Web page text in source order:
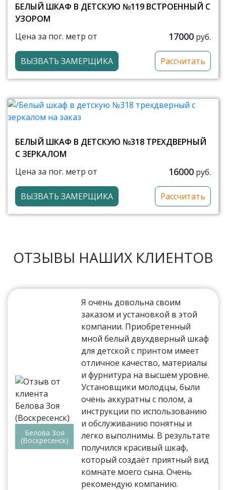
БЕЛЫЙ ШКАФ В ДЕТСКУЮ №119 ВСТРОЕННЫЙ С
УЗОРОМ
Цена за пог. метр от
17000 руб.
ВЫЗВАТЬ ЗАМЕРЩИКА Рассчитать
БЕЛЫЙ ШКАФ В ДЕТСКУЮ №318 ТРЕХДВЕРНЫЙ
С ЗЕРКАЛОМ
Цена за пог. метр от
16000 руб.
ВЫЗВАТЬ ЗАМЕРЩИКА Рассчитать
ОТЗЫВЫ НАШИХ КЛИЕНТОВ
Белова Зоя
(Воскресенск)
Я очень довольна своим
заказом и установкой в этой
компании. Приобретенный
мной белый двухдверный шкаф
для детской с принтом имеет
отличное качество, материалы
и фурнитура на высшем уровне.
Установщики молодцы, были
очень аккуратны с полом, а
инструкции по использованию
и обслуживанию понятны и
легко выполнимы. В результате
получился красивый шкаф,
который создаёт приятный вид
комнате моего сына. Очень
рекомендую компанию.